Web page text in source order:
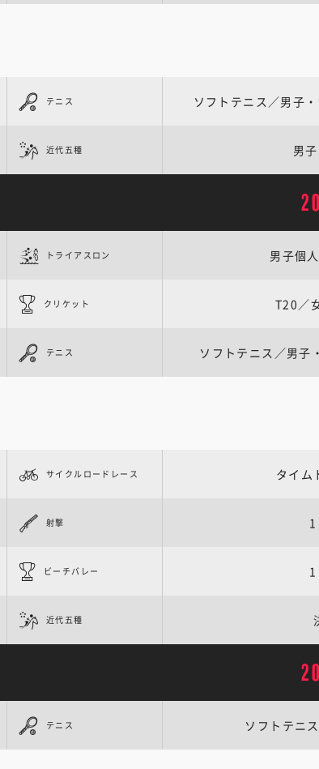
テニス ソフトテニス／男子
近代五種 男
トライアスロン 男子個
クリケット T20／
テニス ソフトテニス／男子
サイクルロードレース タイム
射撃
ビーチバレー
近代五種
テニス ソフトテニ